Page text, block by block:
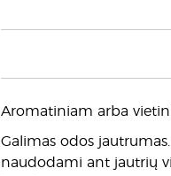
Aromatiniam arba
Galimas odos
naudodami ant jautrių